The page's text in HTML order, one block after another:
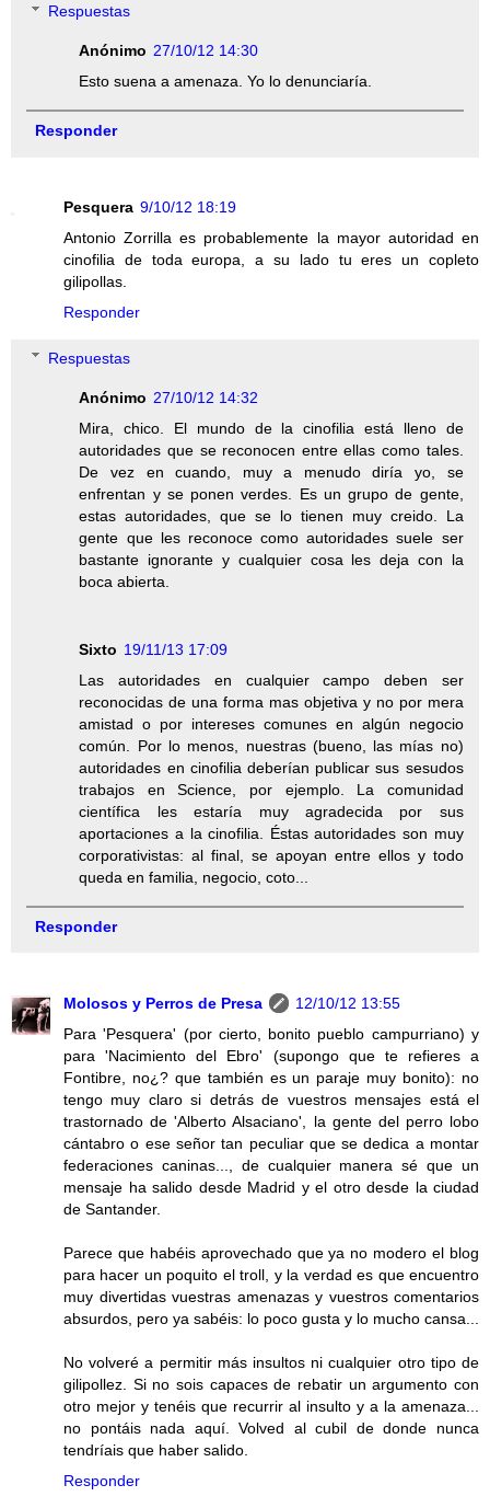
Respuestas
Anónimo 27/10/12 14:30
Esto suena a amenaza. Yo lo denunciaría.
Responder
Pesquera 9/10/12 18:19
Antonio Zorrilla es probablemente la mayor autoridad en
cinofilia de toda europa, a su lado tu eres un copleto
gilipollas.
Responder
Respuestas
Anónimo 27/10/12 14:32
Mira, chico. El mundo de la cinofilia está lleno de
autoridades que se reconocen entre ellas como tales.
De vez en cuando, muy a menudo diría yo, se
enfrentan y se ponen verdes. Es un grupo de gente,
estas autoridades, que se lo tienen muy creido. La
gente que les reconoce como autoridades suele ser
bastante ignorante y cualquier cosa les deja con la
boca abierta.
Sixto 19/11/13 17:09
Las autoridades en cualquier campo deben ser
reconocidas de una forma mas objetiva y no por mera
amistad o por intereses comunes en algún negocio
común. Por lo menos, nuestras (bueno, las mías no)
autoridades en cinofilia deberían publicar sus sesudos
trabajos en Science, por ejemplo. La comunidad
científica les estaría muy agradecida por sus
aportaciones a la cinofilia. Éstas autoridades son muy
corporativistas: al final, se apoyan entre ellos y todo
queda en familia, negocio, coto...
Responder
Molosos y Perros de Presa
12/10/12 13:55
Para 'Pesquera' (por cierto, bonito pueblo campurriano) y
para 'Nacimiento del Ebro' (supongo que te refieres a
Fontibre, no¿? que también es un paraje muy bonito): no
tengo muy claro si detrás de vuestros mensajes está el
trastornado de 'Alberto Alsaciano', la gente del perro lobo
cántabro o ese señor tan peculiar que se dedica a montar
federaciones caninas..., de cualquier manera sé que un
mensaje ha salido desde Madrid y el otro desde la ciudad
de Santander.
Parece que habéis aprovechado que ya no modero el blog
para hacer un poquito el troll, y la verdad es que encuentro
muy divertidas vuestras amenazas y vuestros comentarios
absurdos, pero ya sabéis: lo poco gusta y lo mucho cansa...
No volveré a permitir más insultos ni cualquier otro tipo de
gilipollez. Si no sois capaces de rebatir un argumento con
otro mejor y tenéis que recurrir al insulto y a la amenaza...
no pontáis nada aquí. Volved al cubil de donde nunca
tendríais que haber salido.
Responder